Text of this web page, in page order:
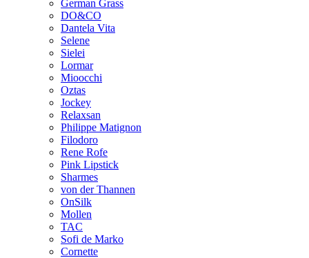
German Grass
DO&CO
Dantela Vita
Selene
Sielei
Lormar
Mioocchi
Oztas
Jockey
Relaxsan
Philippe Matignon
Filodoro
Rene Rofe
Pink Lipstick
Sharmes
von der Thannen
OnSilk
Mollen
TAC
Sofi de Marko
Cornette